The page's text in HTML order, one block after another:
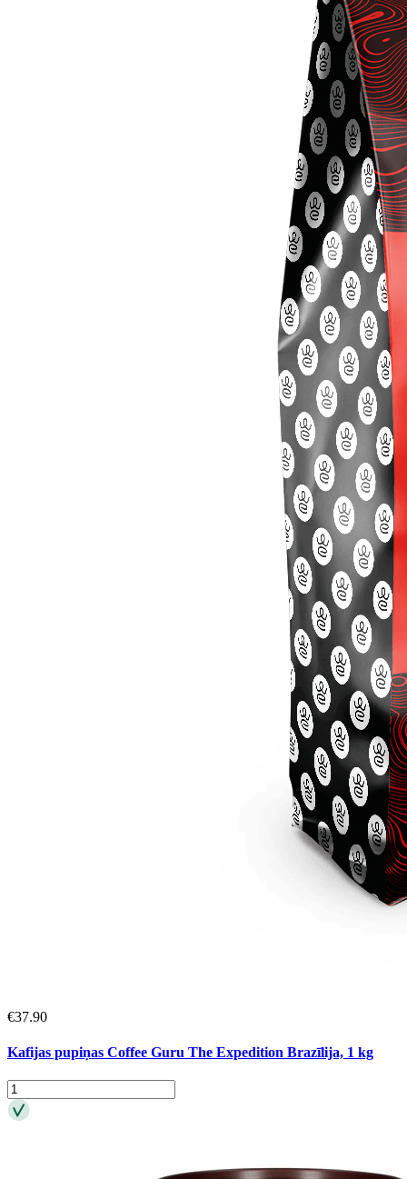
€37.90
Kafijas pupiņas Coffee Guru The Expedition Brazīlija, 1 kg